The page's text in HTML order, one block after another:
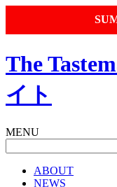
The
イト
MENU
ABOUT
NEWS